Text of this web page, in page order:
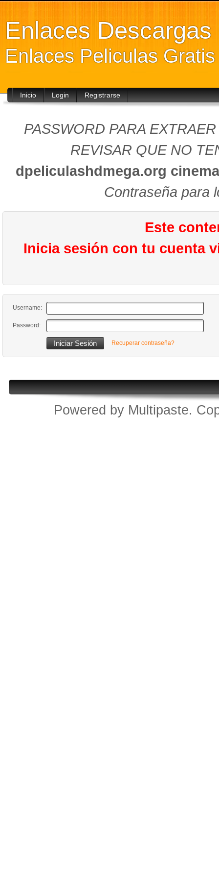
Enlaces
Enlaces Peliculas
Inicio Login Registrarse
PASSWORD PARA
REVISAR QUE NO
dpeliculashdmega.org
Contraseña para
Este
Inicia sesión con tu cuenta
Username:
Password:
Recuperar contraseña?
Powered by Multipaste.